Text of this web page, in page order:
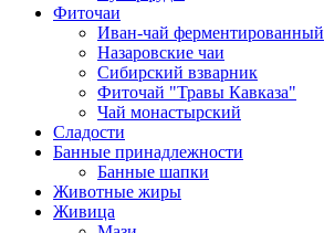
Фиточаи
Иван-чай ферментированный
Назаровские чаи
Сибирский взварник
Фиточай "Травы Кавказа"
Чай монастырский
Сладости
Банные принадлежности
Банные шапки
Животные жиры
Живица